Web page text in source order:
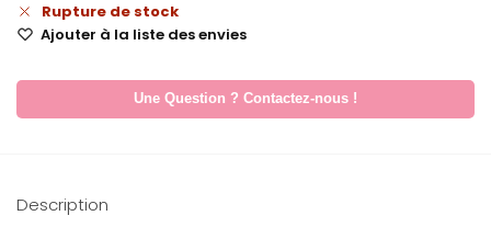
Rupture de stock
Ajouter à la liste des envies
Une Question ? Contactez-nous !
Description